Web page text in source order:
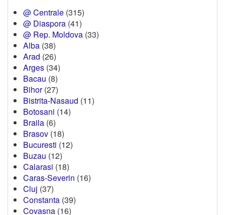
@ Centrale (315)
@ Diaspora (41)
@ Rep. Moldova (33)
Alba (38)
Arad (26)
Arges (34)
Bacau (8)
Bihor(27)
Bistrita-Nasaud (11)
Botosani (14)
Braila (6)
Brasov (18)
Bucuresti (12)
Buzau (12)
Calarasi (18)
Caras-Severin (16)
Cluj (37)
Constanta (39)
Covasna (16)